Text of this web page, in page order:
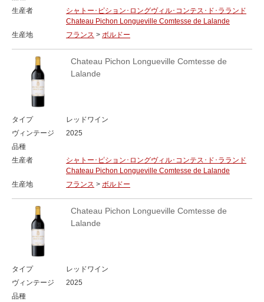
生産者
シャトー･ピション･ロングヴィル･コンテス･ド･ラランド
Chateau Pichon Longueville Comtesse de Lalande
生産地
フランス > ボルドー
Chateau Pichon Longueville Comtesse de
Lalande
タイプ
レッドワイン
ヴィンテージ
2025
品種
生産者
シャトー･ピション･ロングヴィル･コンテス･ド･ラランド
Chateau Pichon Longueville Comtesse de Lalande
生産地
フランス > ボルドー
Chateau Pichon Longueville Comtesse de
Lalande
タイプ
レッドワイン
ヴィンテージ
2025
品種